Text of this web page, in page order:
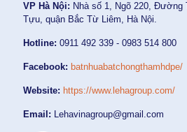
VP Hà Nội: Nhà số 1, Ngõ 220,
Tựu, quận Bắc Từ Liêm, Hà Nội.
Hotline: 0911 492 339 - 0983 514 800
Facebook: batnhuabatchongthamhdpe/
Website: https://www.lehagroup.com/
Email: Lehavinagroup@gmail.com